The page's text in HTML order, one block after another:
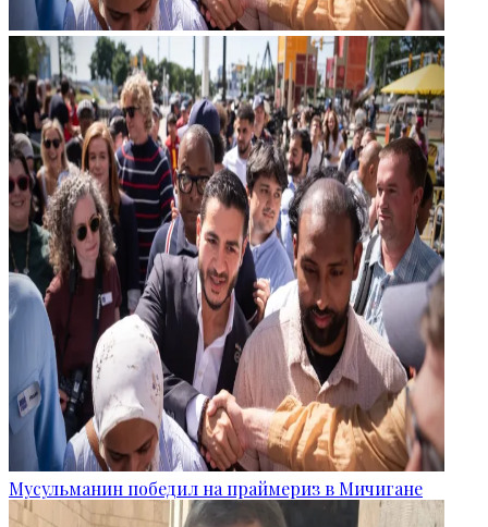
Мусульманин победил на праймериз в Мичигане